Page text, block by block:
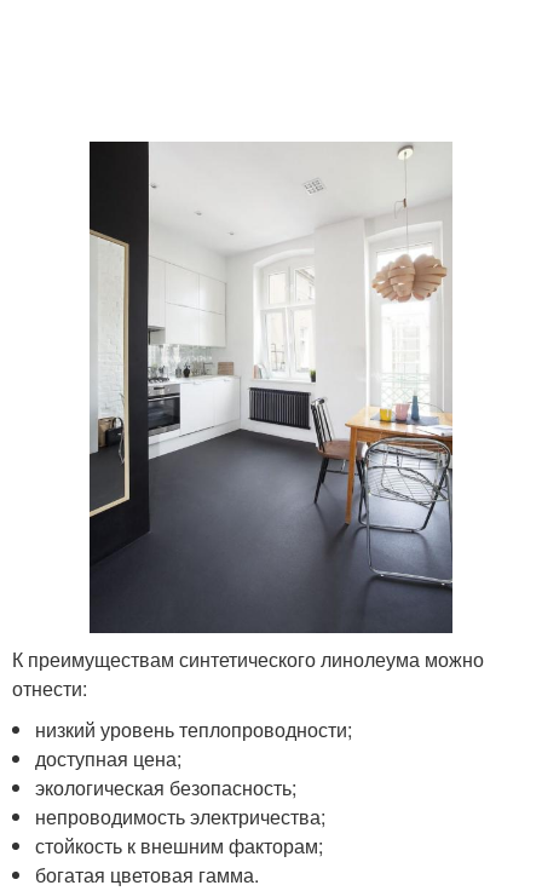
К преимуществам синтетического линолеума можно
отнести:
низкий уровень теплопроводности;
доступная цена;
экологическая безопасность;
непроводимость электричества;
стойкость к внешним факторам;
богатая цветовая гамма.